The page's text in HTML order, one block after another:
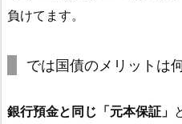
負けてます。
では国債のメリットは
銀行預金と同じ「元本保証」